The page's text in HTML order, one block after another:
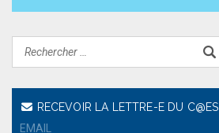
RECEVOIR LA LETTRE-E DU C@ES